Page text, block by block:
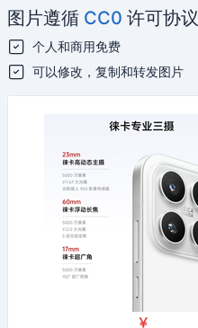
图片遵循 CC0 许可协议
个人和商用免费
可以修改，复制和转发图片